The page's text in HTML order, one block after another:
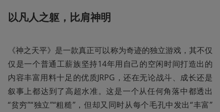
以凡人之躯，比肩神明
《神之天平》是一款真正可以称为奇迹的独立游戏，其不仅
仅是一个普通工薪族坚持14年用自己的空闲时间打造出的
内容丰富用料十足的优质JRPG，还在无论战斗、成长还是
叙事上都达到了高超水准。这是一个从任何角落中都透出
“贫穷”“独立”“粗糙”，但却又同时从每个毛孔中发出“丰富”